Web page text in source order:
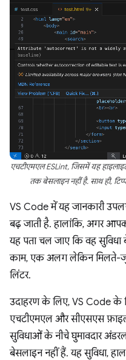
एचटीएमएल ESLint, जिसमें यह
तक बेसलाइन नहीं है. साथ ही,
VS Code में यह जानकारी
बढ़ जाती है. हालांकि, अगर
यह पता चल जाए कि वह सुविधा
काम, एक अलग लेकिन मिलते-
लिंटर.
उदाहरण के लिए, VS Code के
एचटीएमएल और सीएसएस
सुविधाओं के नीचे घुमावदार
बेसलाइन नहीं हैं. यह सुविधा,